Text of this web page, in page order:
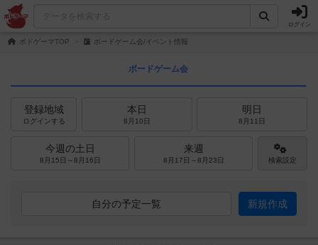
ログイン
ボドゲーマTOP ボードゲーム会/イベント情報
ボードゲーム会
登録地域
ログインする
本日
8月10日
明日
8月11日
今週の土日
8月15日～8月16日
来週
8月17日～8月23日 検索設定
自分の予定一覧 新規作成